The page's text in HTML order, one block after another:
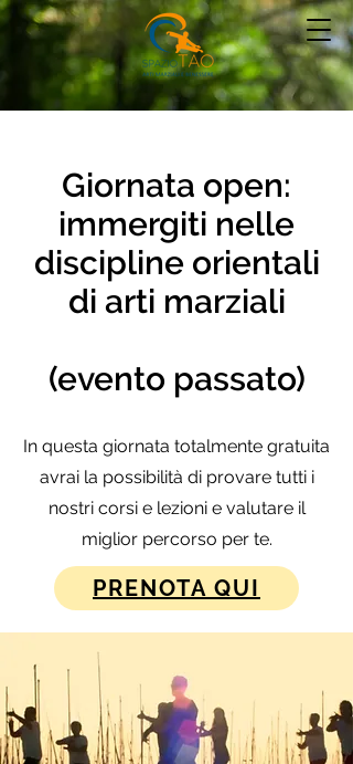
Giornata open:
immergiti nelle
discipline orientali
di arti marziali
(evento passato)
In questa giornata totalmente gratuita
avrai la possibilità di provare tutti i
nostri corsi e lezioni e valutare il
miglior percorso per te.
PRENOTA QUI